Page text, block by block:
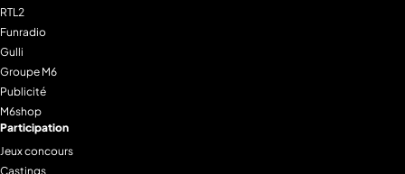
RTL2
Funradio
Gulli
Groupe M6
Publicité
M6shop
Participation
Jeux concours
Castings